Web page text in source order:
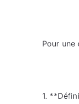
Pour
1.